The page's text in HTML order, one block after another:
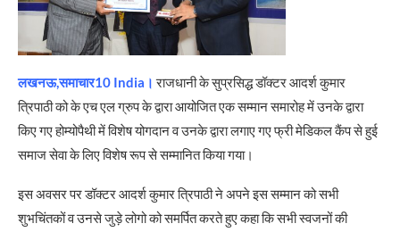
लखनऊ,समाचार10 India। राजधानी के सुप्रसिद्ध डॉक्टर आदर्श कुमार
त्रिपाठी को के एच एल ग्रुप के द्वारा आयोजित एक सम्मान समारोह में उनके द्वारा
किए गए होम्योपैथी में विशेष योगदान व उनके द्वारा लगाए गए फ्री मेडिकल कैंप से हुई
समाज सेवा के लिए विशेष रूप से सम्मानित किया गया।
इस अवसर पर डॉक्टर आदर्श कुमार त्रिपाठी ने अपने इस सम्मान को सभी
शुभचिंतकों व उनसे जुड़े लोगो को समर्पित करते हुए कहा कि सभी स्वजनों की